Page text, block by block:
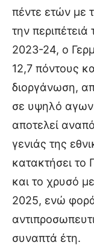
πέντε ετών με
την
2023-24, ο
12,7 πόντους
διοργάνωση,
σε υψηλό
αποτελεί
γενιάς της
κατακτήσει
και το χρυσό
2025, ενώ
συναπτά έτη.